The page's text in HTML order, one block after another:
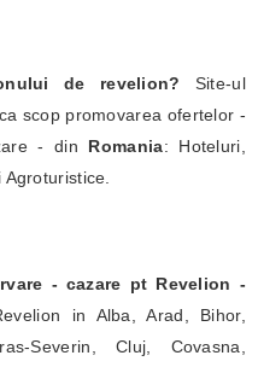
de revelion? Site-ul
scop promovarea ofertelor -
- din Romania: Hoteluri,
- cazare pt Revelion -
in Alba, Arad, Bihor,
Severin, Cluj, Covasna,